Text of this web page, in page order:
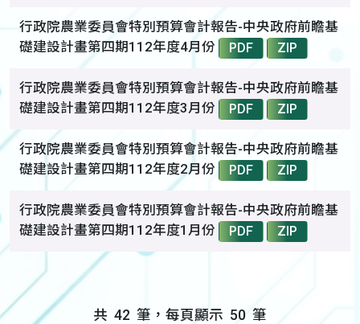
行政院農業委員會特別預算會計報告-中央政府前瞻基
礎建設計畫第四期112年度4月份
PDF ZIP
行政院農業委員會特別預算會計報告-中央政府前瞻基
礎建設計畫第四期112年度3月份
PDF ZIP
行政院農業委員會特別預算會計報告-中央政府前瞻基
礎建設計畫第四期112年度2月份
PDF ZIP
行政院農業委員會特別預算會計報告-中央政府前瞻基
礎建設計畫第四期112年度1月份
PDF ZIP
共 42 筆，每頁顯示 50 筆